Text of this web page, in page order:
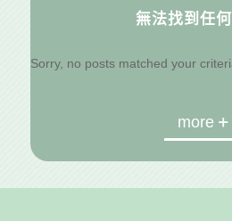
無法找到任
Sorry, no posts matched your
more